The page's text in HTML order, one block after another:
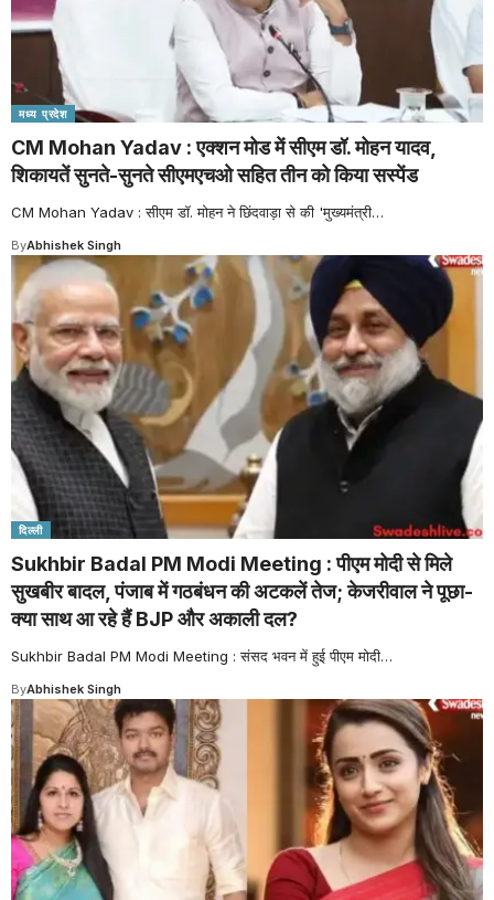
मध्य प्रदेश
CM Mohan Yadav : एक्शन मोड में सीएम डॉ. मोहन यादव,
शिकायतें सुनते-सुनते सीएमएचओ सहित तीन को किया सस्पेंड
CM Mohan Yadav : सीएम डॉ. मोहन ने छिंदवाड़ा से की 'मुख्यमंत्री…
ByAbhishek Singh
दिल्ली
Sukhbir Badal PM Modi Meeting : पीएम मोदी से मिले
सुखबीर बादल, पंजाब में गठबंधन की अटकलें तेज; केजरीवाल ने पूछा-
क्या साथ आ रहे हैं BJP और अकाली दल?
Sukhbir Badal PM Modi Meeting : संसद भवन में हुई पीएम मोदी…
ByAbhishek Singh